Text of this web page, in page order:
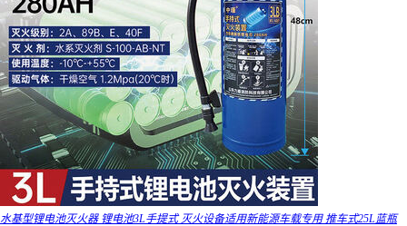
水基型锂电池灭火器 锂电池3L手提式 灭火设备适用新能源车载专用 推车式25L蓝瓶